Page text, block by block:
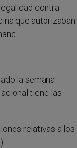
contra
que autorizaban
la semana
tiene las
relativas a los